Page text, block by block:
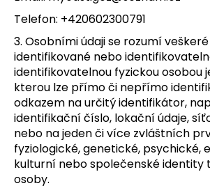
Telefon: +420602300791
3. Osobními údaji se rozumí
identifikované nebo
identifikovatelnou fyzickou osobou
kterou lze přímo či nepřímo
odkazem na určitý identifikátor,
identifikační číslo, lokační údaje,
nebo na jeden či více zvláštních
fyziologické, genetické, psychické,
kulturní nebo společenské identity
osoby.
j
í
t
?
HLEDAT